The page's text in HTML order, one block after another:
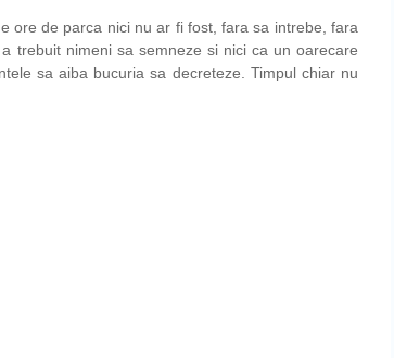
ore de parca nici nu ar fi fost, fara sa intrebe, fara
trebuit nimeni sa semneze si nici ca un oarecare
sa aiba bucuria sa decreteze. Timpul chiar nu